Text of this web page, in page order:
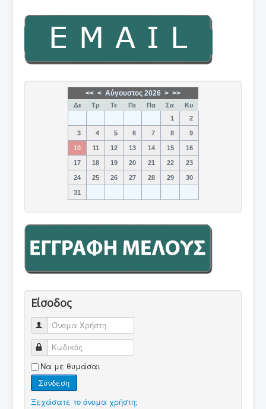
<< < Αύγουστος 2026 > >>
Δε Τρ Τε Πε Πα Σα
Κυ
1
2
3 4 5 6 7 8 9
10 11 12 13 14 15 16
17 18 19 20 21 22 23
24 25 26 27 28 29 30
31
Είσοδος
Όνομα Χρήστη
Κωδικός
Να με θυμάσαι
Σύνδεση
Ξεχάσατε το όνομα χρήστη;